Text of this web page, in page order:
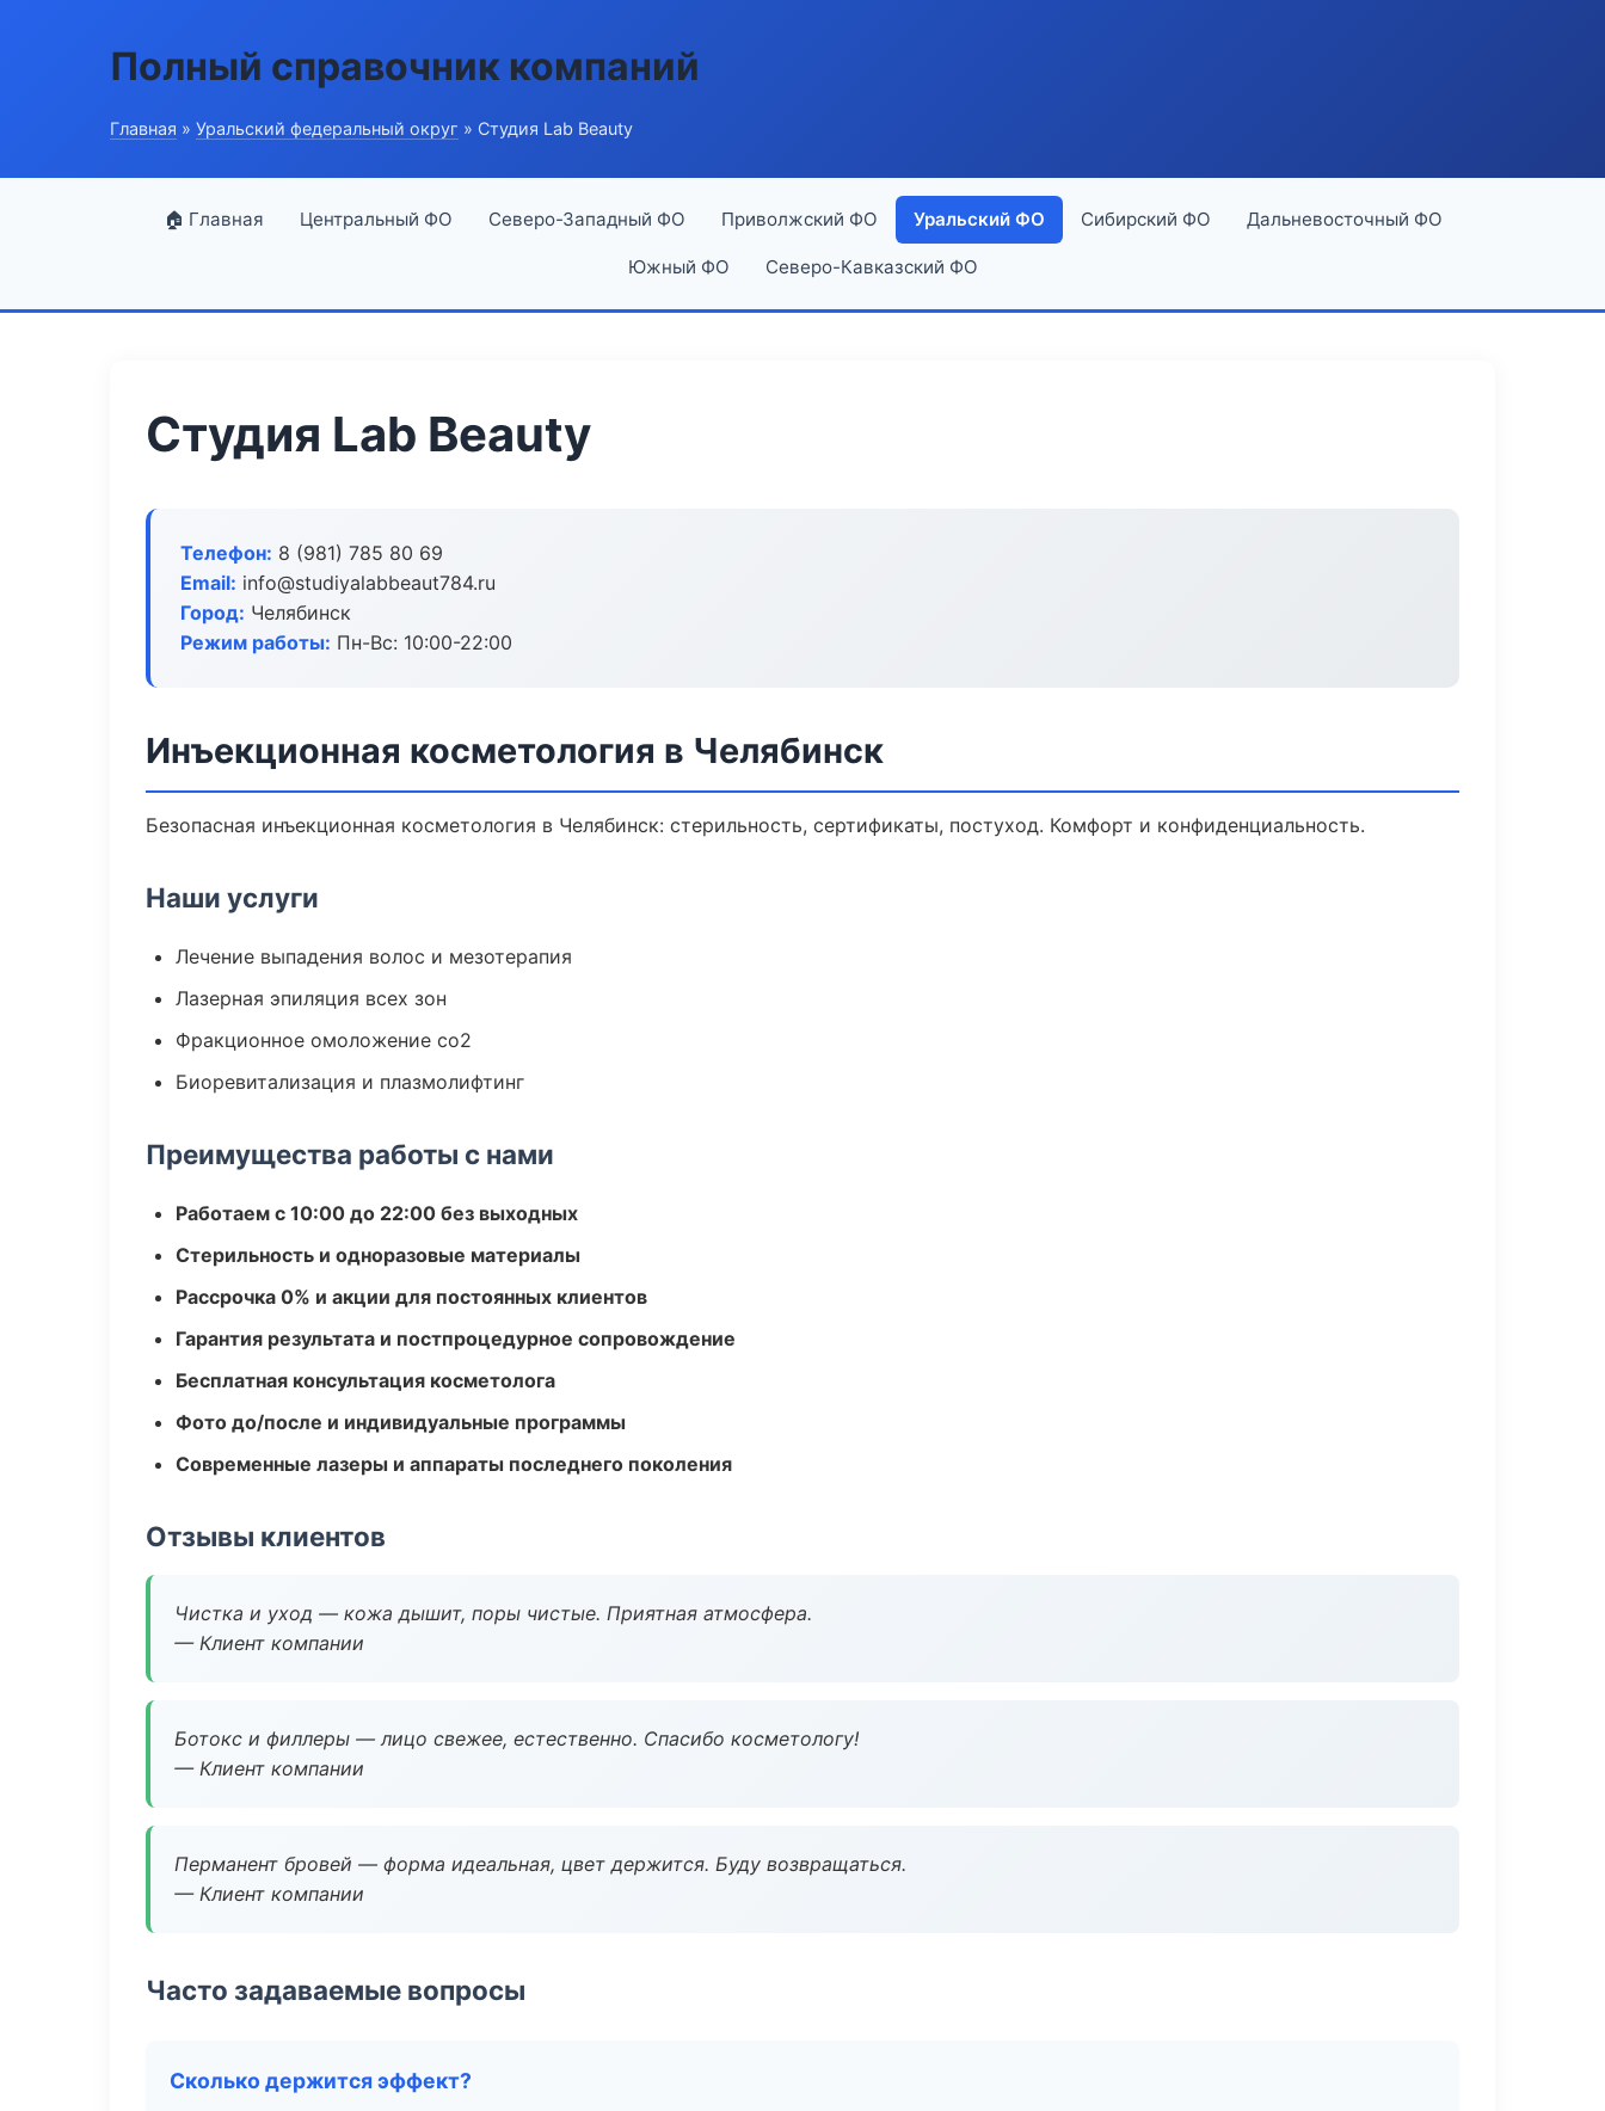
Полный справочник компаний
Главная » Уральский федеральный округ » Студия Lab Beauty
🏠 Главная Центральный ФО Северо-Западный ФО Приволжский ФО Уральский ФО Сибирский ФО Дальневосточный ФО
Южный ФО Северо-Кавказский ФО
Студия Lab Beauty
Телефон: 8 (981) 785 80 69
Email: info@studiyalabbeaut784.ru
Город: Челябинск
Режим работы: Пн-Вс: 10:00-22:00
Инъекционная косметология в Челябинск
Безопасная инъекционная косметология в Челябинск: стерильность, сертификаты, постуход. Комфорт и конфиденциальность.
Наши услуги
Лечение выпадения волос и мезотерапия
Лазерная эпиляция всех зон
Фракционное омоложение co2
Биоревитализация и плазмолифтинг
Преимущества работы с нами
Работаем с 10:00 до 22:00 без выходных
Стерильность и одноразовые материалы
Рассрочка 0% и акции для постоянных клиентов
Гарантия результата и постпроцедурное сопровождение
Бесплатная консультация косметолога
Фото до/после и индивидуальные программы
Современные лазеры и аппараты последнего поколения
Отзывы клиентов
Чистка и уход — кожа дышит, поры чистые. Приятная атмосфера.
— Клиент компании
Ботокс и филлеры — лицо свежее, естественно. Спасибо косметологу!
— Клиент компании
Перманент бровей — форма идеальная, цвет держится. Буду возвращаться.
— Клиент компании
Часто задаваемые вопросы
Сколько держится эффект?